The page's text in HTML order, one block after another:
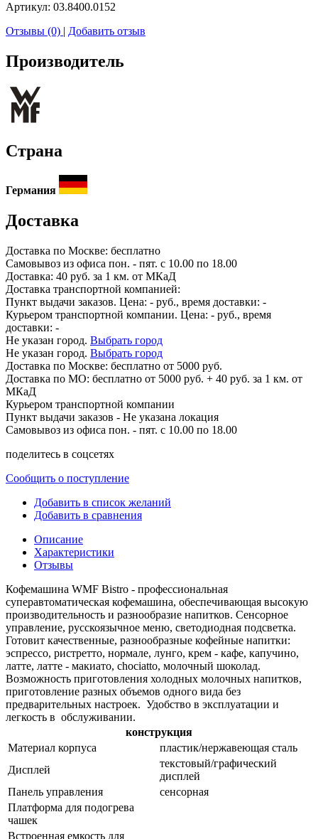
Артикул: 03.8400.0152
Отзывы (0) | Добавить отзыв
Производитель
Страна
Германия
Доставка
Доставка по Москве: бесплатно
Самовывоз из офиса пон. - пят. с 10.00 по 18.00
Доставка: 40 руб. за 1 км. от МКаД
Доставка транспортной компанией:
Пункт выдачи заказов. Цена: - руб., время доставки: -
Курьером транспортной компании. Цена: - руб., время
доставки: -
Не указан город. Выбрать город
Не указан город. Выбрать город
Доставка по Москве: бесплатно от 5000 руб.
Доставка по МО: бесплатно от 5000 руб. + 40 руб. за 1 км. от
МКаД
Курьером транспортной компании
Пункт выдачи заказов - Не указана локация
Самовывоз из офиса пон. - пят. с 10.00 по 18.00
поделитесь в соцсетях
Сообщить о поступление
Добавить в список желаний
Добавить в сравнения
Описание
Характеристики
Отзывы
Кофемашина WMF Bistro - профессиональная
суперавтоматическая кофемашина, обеспечивающая высокую
производительность и разнообразие напитков. Сенсорное
управление, русскоязычное меню, светодиодная подсветка.
Готовит качественные, разнообразные кофейные напитки:
эспрессо, ристретто, нормале, лунго, крем - кафе, капучино,
латте, латте - макиато, chociatto, молочный шоколад.
Возможность приготовления холодных молочных напитков,
приготовление разных объемов одного вида без
предварительных настроек. Удобство в эксплуатации и
легкость в обслуживании.
конструкция
Материал корпуса
пластик/нержавеющая сталь
Дисплей
текстовый/графический
дисплей
Панель управления
сенсорная
Платформа для подогрева
чашек
Встроенная емкость для